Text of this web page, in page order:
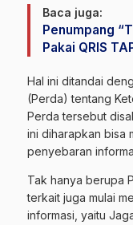
Baca juga:
Penumpang
Pakai QRIS
Hal ini ditandai
(Perda) tentang
Perda tersebut
ini diharapkan bisa
penyebaran
Tak hanya berupa
terkait juga mulai
informasi, yaitu